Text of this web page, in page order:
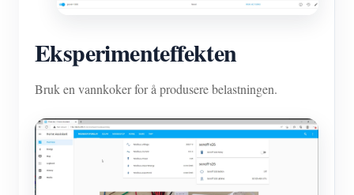
Eksperimenteffekten
Bruk en vannkoker for å produsere belastningen.